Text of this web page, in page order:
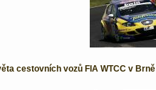
cestovních vozů FIA WTCC v Brně